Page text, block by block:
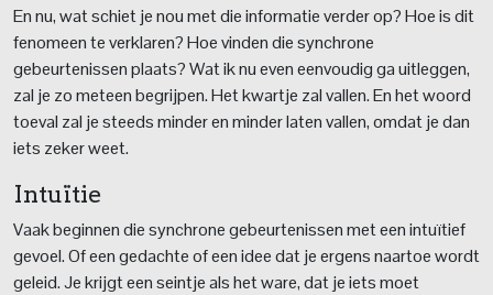
En nu, wat schiet je nou met die informatie verder op? Hoe is dit
fenomeen te verklaren? Hoe vinden die synchrone
gebeurtenissen plaats? Wat ik nu even eenvoudig ga uitleggen,
zal je zo meteen begrijpen. Het kwartje zal vallen. En het woord
toeval zal je steeds minder en minder laten vallen, omdat je dan
iets zeker weet.
Intuïtie
Vaak beginnen die synchrone gebeurtenissen met een intuïtief
gevoel. Of een gedachte of een idee dat je ergens naartoe wordt
geleid. Je krijgt een seintje als het ware, dat je iets moet